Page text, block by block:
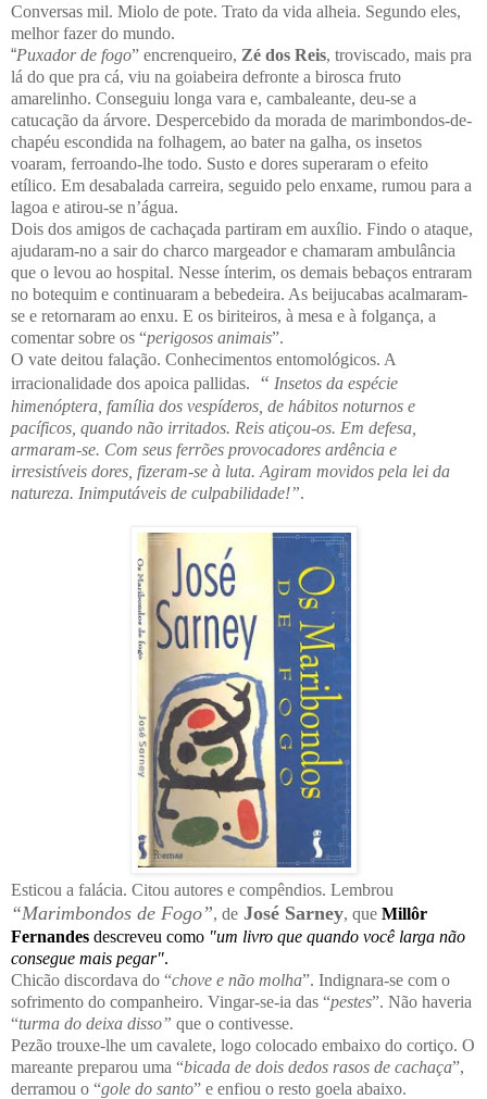
Conversas mil. Miolo de pote. Trato da vida alheia. Segundo eles,
melhor fazer do mundo.
“Puxador de fogo” encrenqueiro, Zé dos Reis, troviscado, mais pra
lá do que pra cá, viu na goiabeira defronte a birosca fruto
amarelinho. Conseguiu longa vara e, cambaleante, deu-se a
catucação da árvore. Despercebido da morada de marimbondos-de-
chapéu escondida na folhagem, ao bater na galha, os insetos
voaram, ferroando-lhe todo. Susto e dores superaram o efeito
etílico. Em desabalada carreira, seguido pelo enxame, rumou para a
lagoa e atirou-se n’água.
Dois dos amigos de cachaçada partiram em auxílio. Findo o ataque,
ajudaram-no a sair do charco margeador e chamaram ambulância
que o levou ao hospital. Nesse ínterim, os demais bebaços entraram
no botequim e continuaram a bebedeira. As beijucabas acalmaram-
se e retornaram ao enxu. E os biriteiros, à mesa e à folgança, a
comentar sobre os “perigosos animais”.
O vate deitou falação. Conhecimentos entomológicos. A
irracionalidade dos apoica pallidas.
“ Insetos da espécie
himenóptera, família dos vespíderos, de hábitos noturnos e
pacíficos, quando não irritados. Reis atiçou-os. Em defesa,
armaram-se. Com seus ferrões provocadores ardência e
irresistíveis dores, fizeram-se à luta. Agiram movidos pela lei da
natureza. Inimputáveis de culpabilidade!”.
Esticou a falácia. Citou autores e compêndios. Lembrou
“Marimbondos de Fogo”, de José Sarney, que Millôr
Fernandes descreveu como "um livro que quando você larga não
consegue mais pegar".
Chicão discordava do “chove e não molha”. Indignara-se com o
sofrimento do companheiro. Vingar-se-ia das “pestes”. Não haveria
“turma do deixa disso” que o contivesse.
Pezão trouxe-lhe um cavalete, logo colocado embaixo do cortiço. O
mareante preparou uma “bicada de dois dedos rasos de cachaça”,
derramou o “gole do santo” e enfiou o resto goela abaixo.